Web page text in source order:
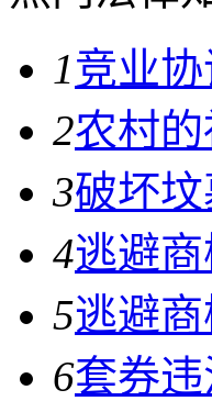
1竞业
2农村
3破坏
4逃避
5逃避
6套券